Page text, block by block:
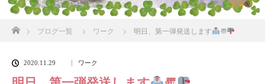
ブログ一覧 ワーク 明日、第一弾発送します 〠
2020.11.29 ワーク